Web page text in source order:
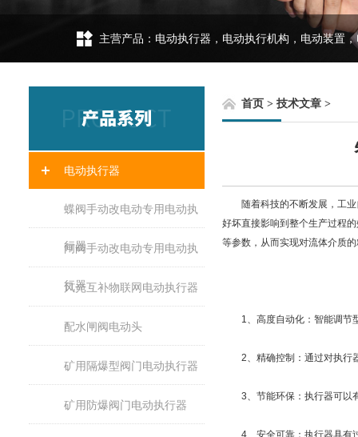
主营产品：电动执行器，电动执行机构，电动装置
电动执行器
蝶阀手动改电动专用电动执
行器
闸阀手动改电动专用电动执
行器
风光互补物联网电动执行器
配水闸阀电动头
矿用隔爆型阀门电动执行器
矿用防爆阀门电动执行器
首页> 技术文章>
随着科技的不断发展，工业
好坏直接影响到整个生产过程
等参数，从而实现对流体介质
1、高度自动化：智能调节型
2、精确控制：通过对执行器
3、节能环保：执行器可以有
4、安全可靠：执行器具有过